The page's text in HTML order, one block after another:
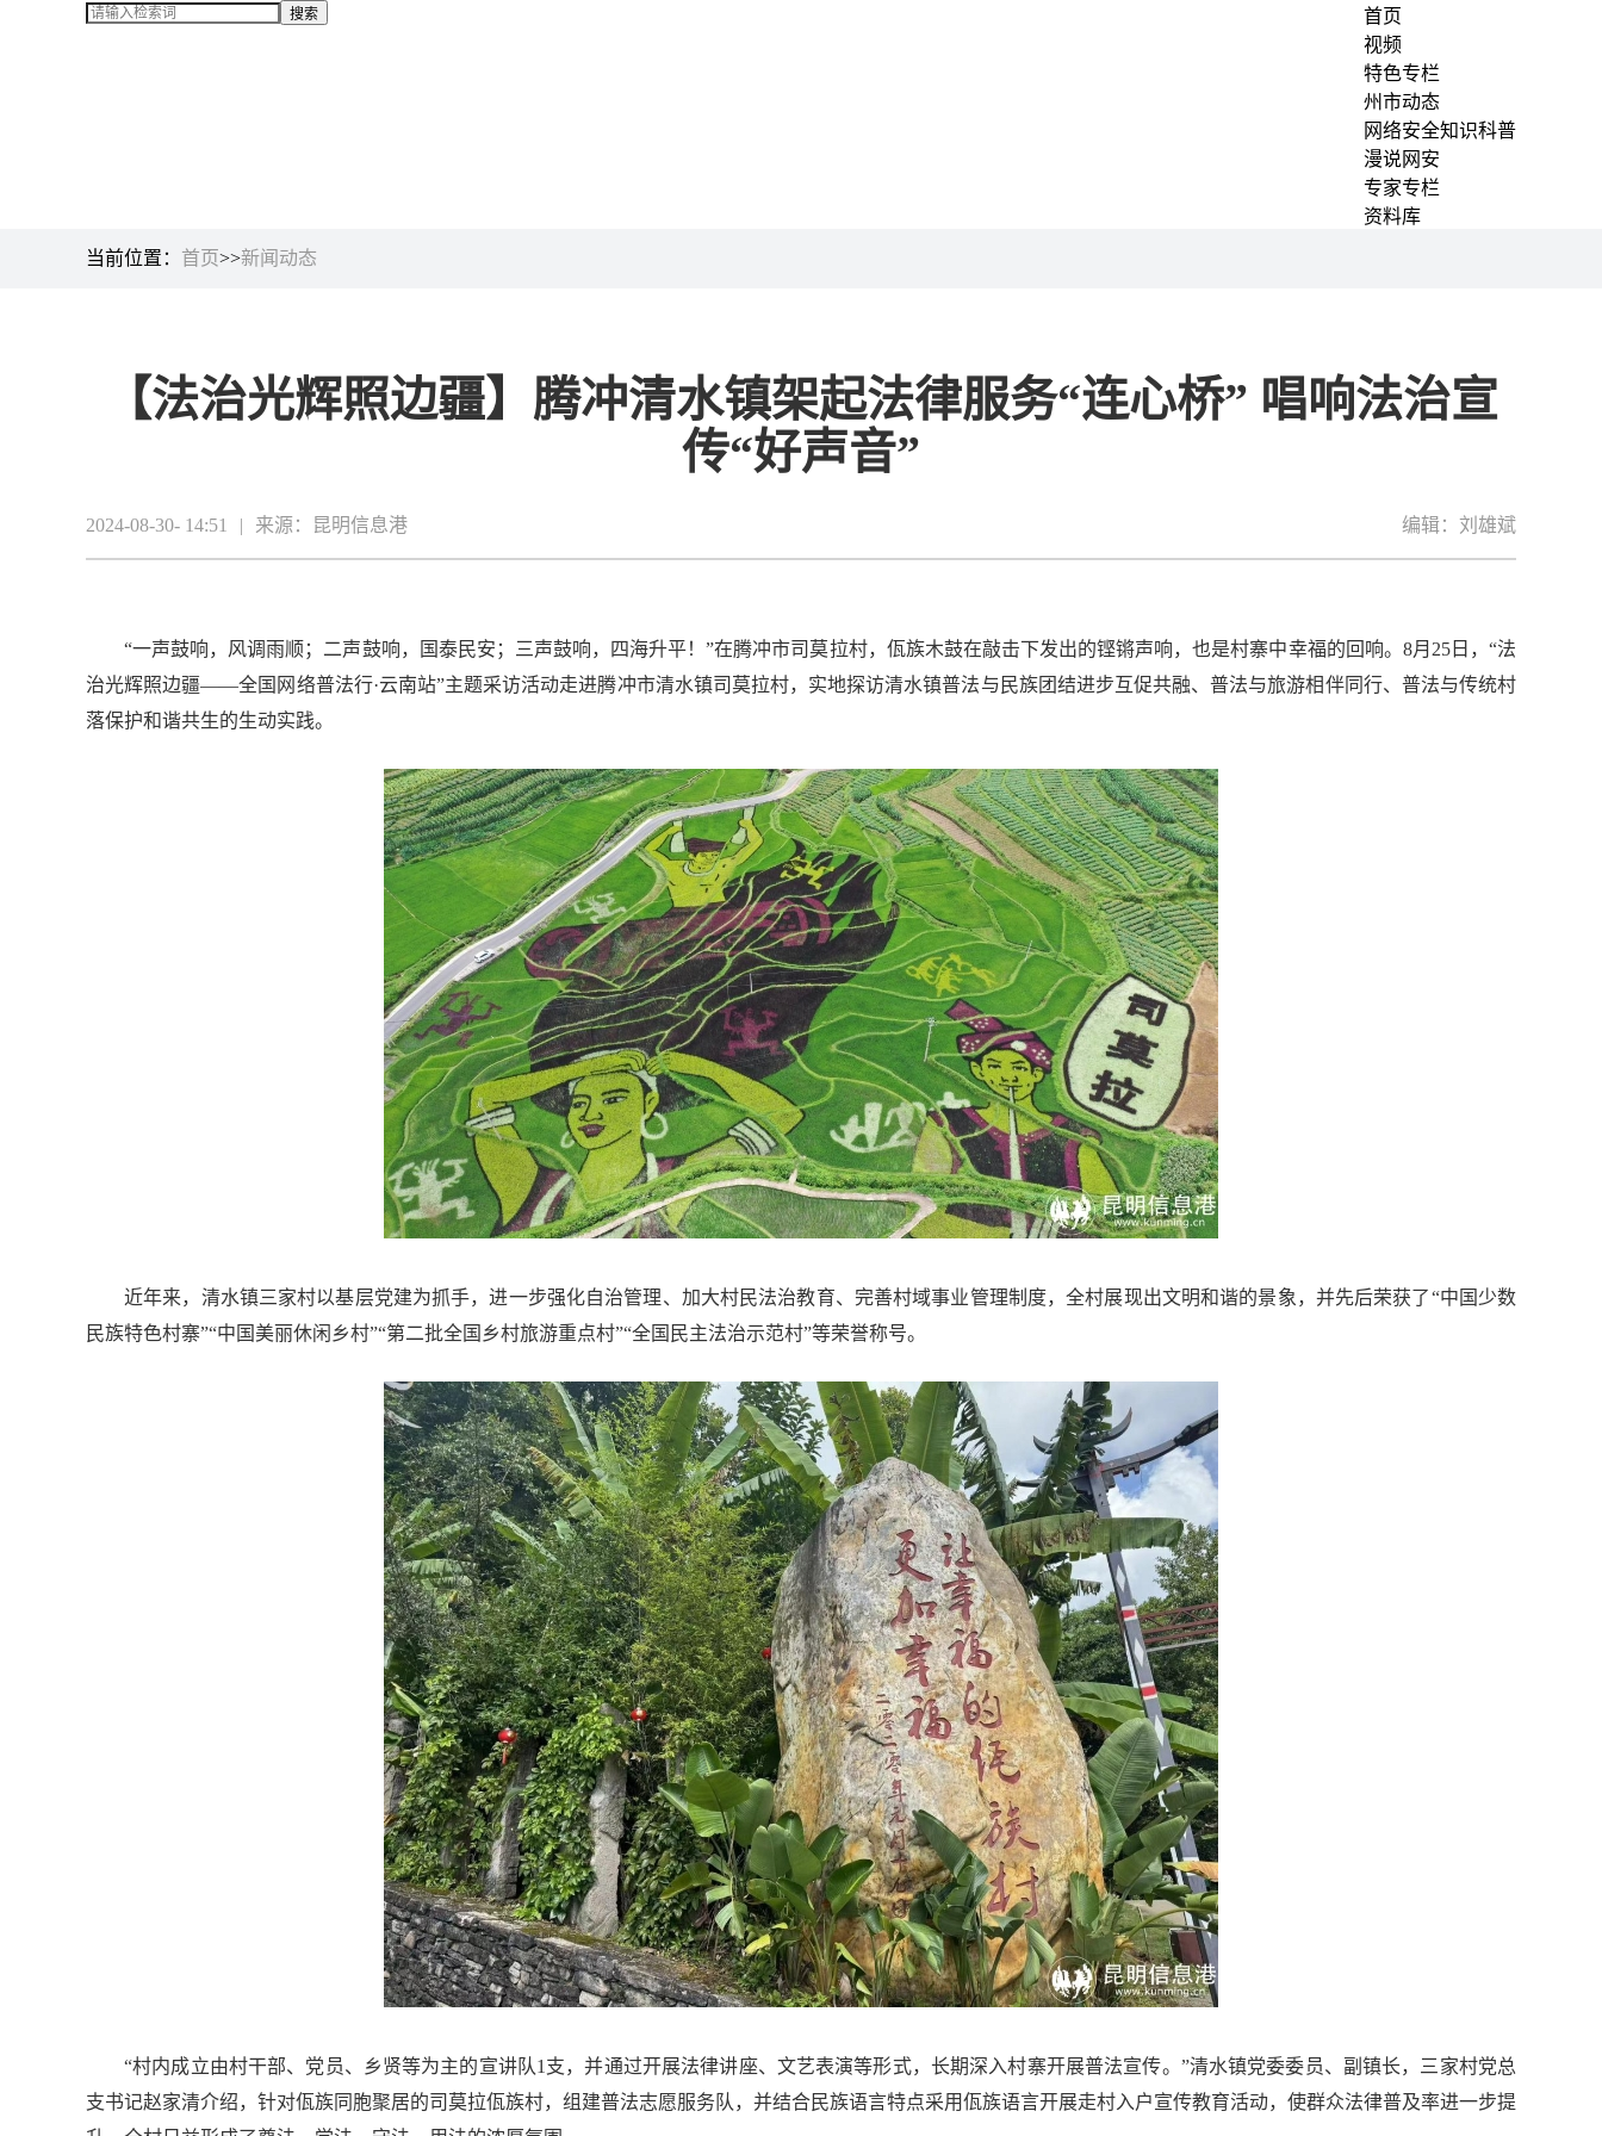
首页
视频
特色专栏
州市动态
网络安全知识科普
漫说网安
专家专栏
资料库
当前位置： 首页>>新闻动态
【法治光辉照边疆】腾冲清水镇架起法律服务“连心桥” 唱响法治宣
传“好声音”
2024-08-30- 14:51 | 来源：昆明信息港 编辑：刘雄斌
“一声鼓响，风调雨顺；二声鼓响，国泰民安；三声鼓响，四海升平！”在腾冲市司莫拉村，佤族木鼓在敲击下发出的铿锵声响，也是村寨中幸福的回响。8月25日，“法
治光辉照边疆——全国网络普法行·云南站”主题采访活动走进腾冲市清水镇司莫拉村，实地探访清水镇普法与民族团结进步互促共融、普法与旅游相伴同行、普法与传统村
落保护和谐共生的生动实践。
近年来，清水镇三家村以基层党建为抓手，进一步强化自治管理、加大村民法治教育、完善村域事业管理制度，全村展现出文明和谐的景象，并先后荣获了“中国少数
民族特色村寨”“中国美丽休闲乡村”“第二批全国乡村旅游重点村”“全国民主法治示范村”等荣誉称号。
“村内成立由村干部、党员、乡贤等为主的宣讲队1支，并通过开展法律讲座、文艺表演等形式，长期深入村寨开展普法宣传。”清水镇党委委员、副镇长，三家村党总
支书记赵家清介绍，针对佤族同胞聚居的司莫拉佤族村，组建普法志愿服务队，并结合民族语言特点采用佤族语言开展走村入户宣传教育活动，使群众法律普及率进一步提